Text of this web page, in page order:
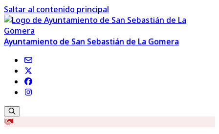
Saltar al contenido principal
Ayuntamiento de San Sebastián de La Gomera